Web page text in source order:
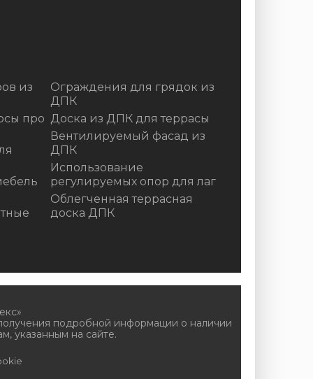
из
про
Ограждения для грядок из
ДПК
Доска из ДПК для террасы
Вентилируемый фасад из
ДПК
Использование
регулируемых опор для лаг
Облегченная террасная
доска ДПК
подробной информации о наличии
указанным на сайте.